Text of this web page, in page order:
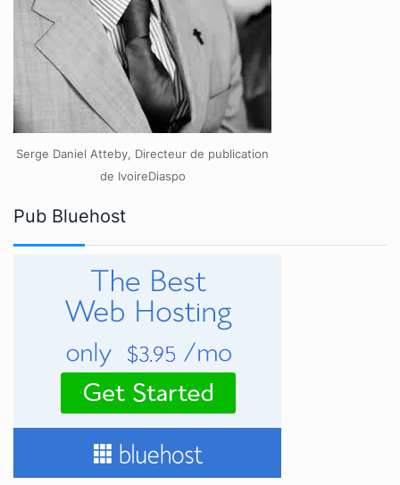
Serge Daniel Atteby, Directeur de publication
de IvoireDiaspo
Pub Bluehost